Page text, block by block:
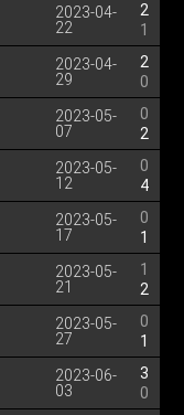
2023-04-
22
2
1
2023-04-
29
2
0
2023-05-
07
0
2
2023-05-
12
0
4
2023-05-
17
0
1
2023-05-
21
1
2
2023-05-
27
0
1
2023-06-
03
3
0